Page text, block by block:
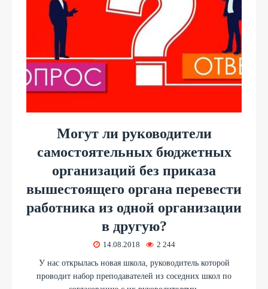
Могут ли руководители
самостоятельных бюджетных
организаций без приказа
вышестоящего органа перевести
работника из одной организации
в другую?
14.08.2018 2 244
У нас открылась новая школа, руководитель которой
проводит набор преподавателей из соседних школ по